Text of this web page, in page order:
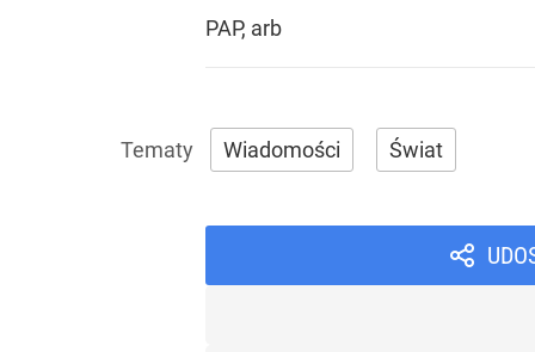
PAP, arb
Wiadomości Świat